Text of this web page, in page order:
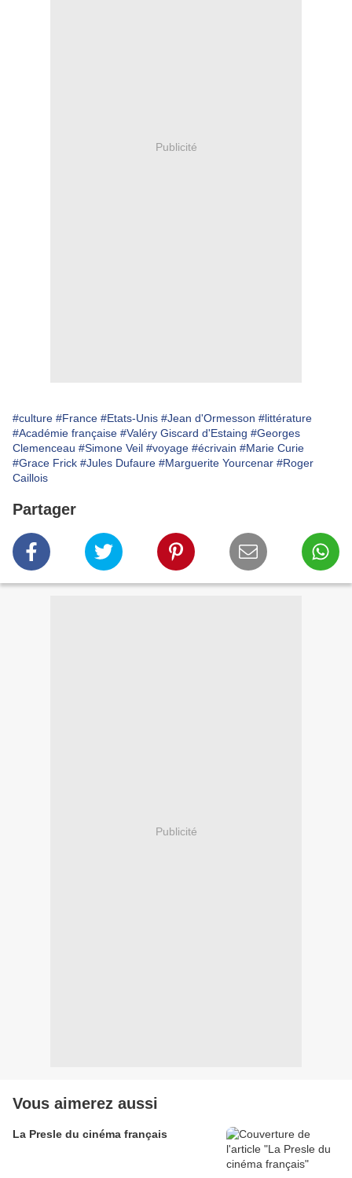
Publicité
#culture #France #Etats-Unis #Jean d'Ormesson #littérature
#Académie française #Valéry Giscard d'Estaing #Georges
Clemenceau #Simone Veil #voyage #écrivain #Marie Curie
#Grace Frick #Jules Dufaure #Marguerite Yourcenar #Roger
Caillois
Partager
Publicité
Vous aimerez aussi
La Presle du cinéma français